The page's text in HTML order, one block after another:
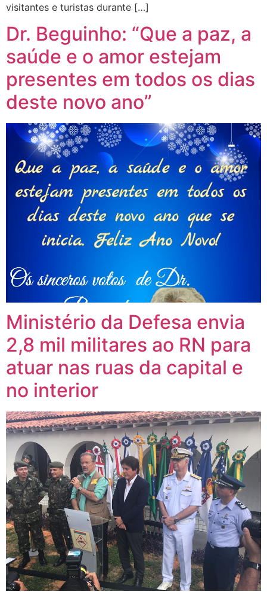
visitantes e turistas durante […]
Dr. Beguinho: “Que a paz, a
saúde e o amor estejam
presentes em todos os dias
deste novo ano”
Ministério da Defesa envia
2,8 mil militares ao RN para
atuar nas ruas da capital e
no interior